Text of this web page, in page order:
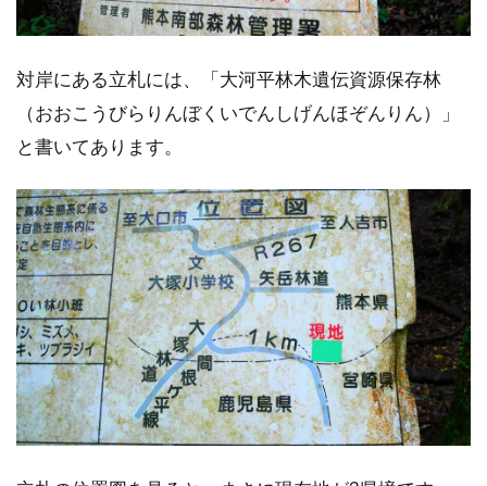
対岸にある立札には、「大河平林木遺伝資源保存林
（おおこうびらりんぼくいでんしげんほぞんりん）」
と書いてあります。